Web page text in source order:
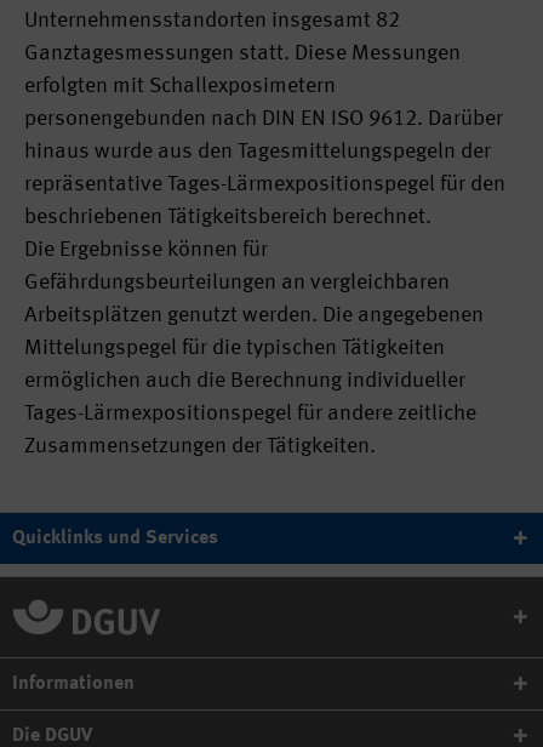
Unternehmensstandorten insgesamt 82
Ganztagesmessungen statt. Diese Messungen
erfolgten mit Schallexposimetern
personengebunden nach DIN EN ISO 9612. Darüber
hinaus wurde aus den Tagesmittelungspegeln der
repräsentative Tages-Lärmexpositionspegel für den
beschriebenen Tätigkeitsbereich berechnet.
Die Ergebnisse können für
Gefährdungsbeurteilungen an vergleichbaren
Arbeitsplätzen genutzt werden. Die angegebenen
Mittelungspegel für die typischen Tätigkeiten
ermöglichen auch die Berechnung individueller
Tages-Lärmexpositionspegel für andere zeitliche
Zusammensetzungen der Tätigkeiten.
Quicklinks und Services
Informationen
Die DGUV